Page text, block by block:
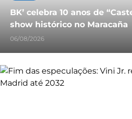
BK’ celebra 10 anos de
show histórico no Maracaña
06/08/2026